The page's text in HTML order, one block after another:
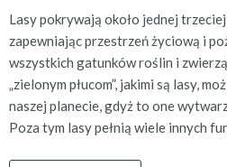
Lasy pokrywają około jednej
zapewniając przestrzeń życiową i
wszystkich gatunków roślin i
„zielonym płucom”, jakimi są lasy,
naszej planecie, gdyż to one
Poza tym lasy pełnią wiele innych